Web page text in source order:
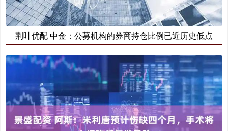
荆叶优配 中金：公募机构的券商持仓比例已近历史低点